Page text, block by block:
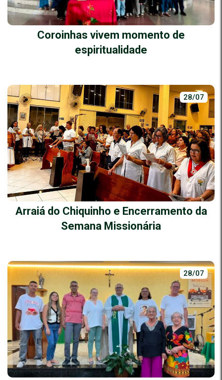
Coroinhas vivem momento de
espiritualidade
28/07
Arraiá do Chiquinho e Encerramento da
Semana Missionária
28/07